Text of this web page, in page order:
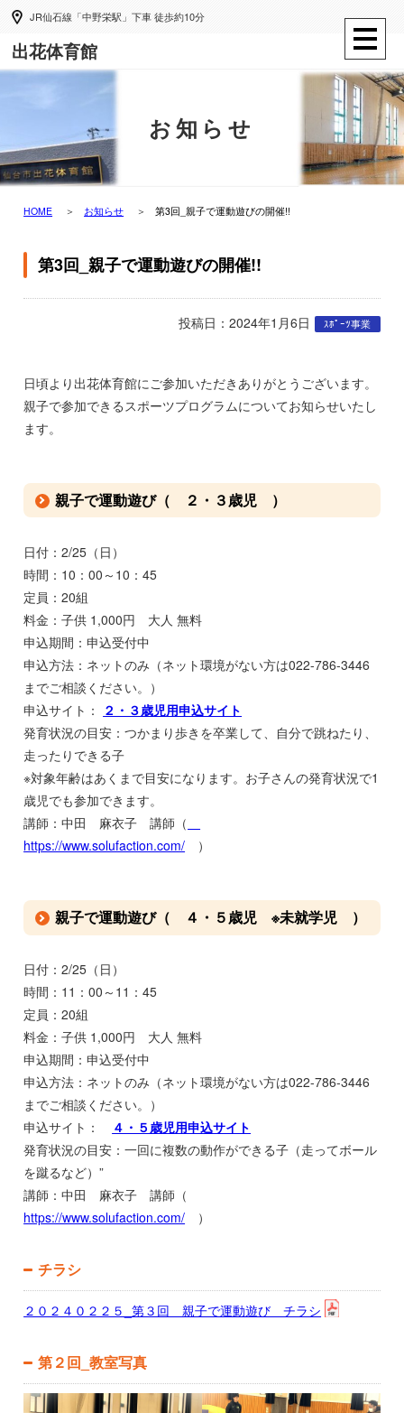
JR仙石線「中野栄駅」下車 徒歩約10分
出花体育館
お知らせ
HOME お知らせ 第3回_親子で運動遊びの開催!!
第3回_親子で運動遊びの開催!!
投稿日：2024年1月6日 ｽﾎﾟｰﾂ事業
日頃より出花体育館にご参加いただきありがとうございます。
親子で参加できるスポーツプログラムについてお知らせいたし
ます。
親子で運動遊び（ ２・３歳児 ）
日付：2/25（日）
時間：10：00～10：45
定員：20組
料金：子供 1,000円 大人 無料
申込期間：申込受付中
申込方法：ネットのみ（ネット環境がない方は022-786-3446
までご相談ください。）
申込サイト：
２・３歳児用申込サイト
発育状況の目安：つかまり歩きを卒業して、自分で跳ねたり、
走ったりできる子
※対象年齢はあくまで目安になります。お子さんの発育状況で1
歳児でも参加できます。
講師：中田 麻衣子 講師（
https://www.solufaction.com/ ）
親子で運動遊び（ ４・５歳児 ※未就学児 ）
日付：2/25（日）
時間：11：00～11：45
定員：20組
料金：子供 1,000円 大人 無料
申込期間：申込受付中
申込方法：ネットのみ（ネット環境がない方は022-786-3446
までご相談ください。）
申込サイト：
４・５歳児用申込サイト
発育状況の目安：一回に複数の動作ができる子（走ってボール
を蹴るなど）”
講師：中田 麻衣子 講師（
https://www.solufaction.com/ ）
チラシ
２０２４０２２５_第３回 親子で運動遊び チラシ
第２回_教室写真